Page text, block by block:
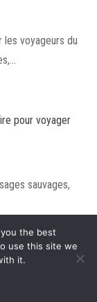
les voyageurs du
pour voyager
sauvages,
the best
use this site we
it.